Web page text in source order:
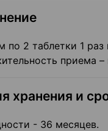
по 2 таблетки 1 раз
приема
хранения и
- 36 месяцев.